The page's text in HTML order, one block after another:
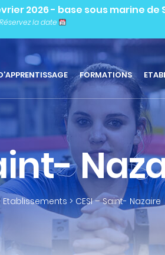
2026 - base sous marine
Réservez la date
FORMATIONS
Etablissements > CESI – Saint- Nazaire